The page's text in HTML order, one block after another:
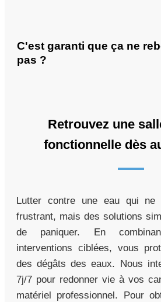
C'est garanti que ça ne
pas ?
Retrouvez une
fonctionnelle dès
Lutter contre une eau qui ne
frustrant, mais des solutions
de paniquer. En
interventions ciblées, vous
des dégâts des eaux. Nous
7j/7 pour redonner vie à vos
matériel professionnel. Pour